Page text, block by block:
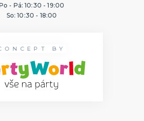
- Pá: 10:30 - 19:00
So: 10:30 - 18:00
BY